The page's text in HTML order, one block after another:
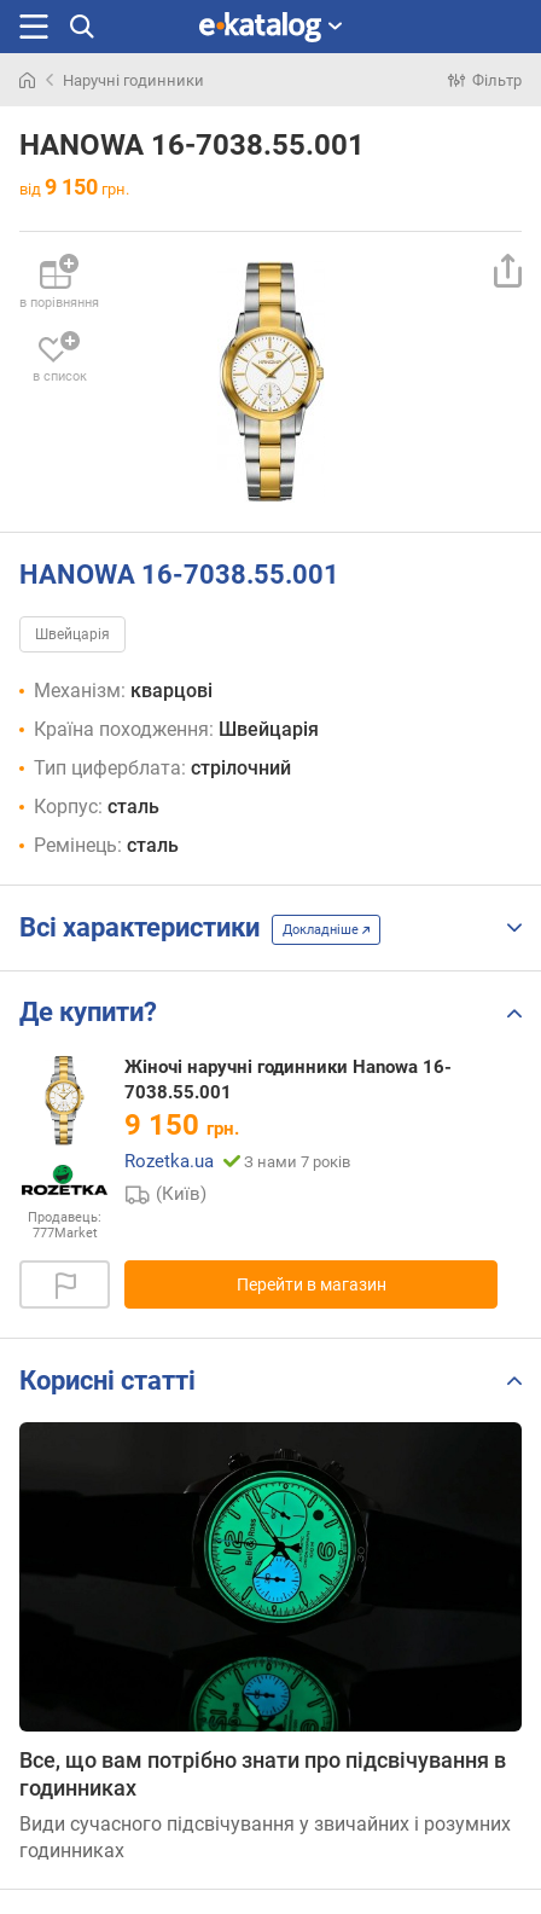
раніше
Наручні годинники Фільтр
HANOWA 16-7038.55.001
від 9 150 грн.
в порівняння
в список
HANOWA 16-7038.55.001
Швейцарія
Механізм: кварцові
Країна походження: Швейцарія
Тип циферблата: стрілочний
Корпус: сталь
Ремінець: сталь
Всі характеристики Докладніше
Де купити?
Продавець:
777Market
Жіночі наручні годинники Hanowa 16-
7038.55.001
9 150 грн.
Rozetka.ua
З нами 7 років
(Київ)
Перейти в магазин
Корисні статті
Все, що вам потрібно знати про підсвічування в
годинниках
Види сучасного підсвічування у звичайних і розумних
годинниках